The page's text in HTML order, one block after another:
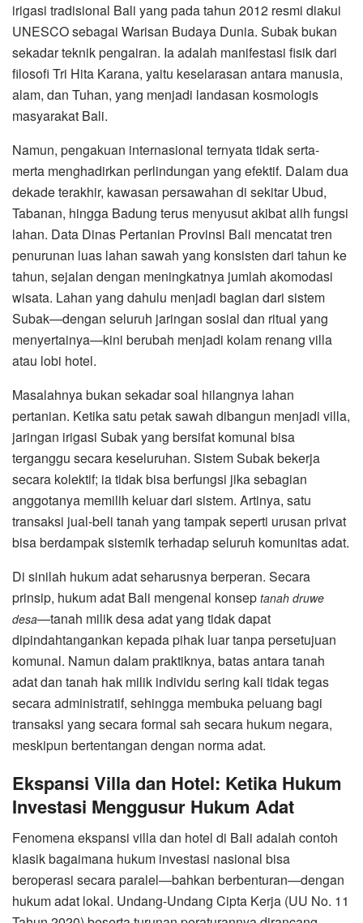
irigasi tradisional Bali yang pada tahun 2012 resmi diakui
UNESCO sebagai Warisan Budaya Dunia. Subak bukan
sekadar teknik pengairan. Ia adalah manifestasi fisik dari
filosofi Tri Hita Karana, yaitu keselarasan antara manusia,
alam, dan Tuhan, yang menjadi landasan kosmologis
masyarakat Bali.
Namun, pengakuan internasional ternyata tidak serta-
merta menghadirkan perlindungan yang efektif. Dalam dua
dekade terakhir, kawasan persawahan di sekitar Ubud,
Tabanan, hingga Badung terus menyusut akibat alih fungsi
lahan. Data Dinas Pertanian Provinsi Bali mencatat tren
penurunan luas lahan sawah yang konsisten dari tahun ke
tahun, sejalan dengan meningkatnya jumlah akomodasi
wisata. Lahan yang dahulu menjadi bagian dari sistem
Subak—dengan seluruh jaringan sosial dan ritual yang
menyertainya—kini berubah menjadi kolam renang villa
atau lobi hotel.
Masalahnya bukan sekadar soal hilangnya lahan
pertanian. Ketika satu petak sawah dibangun menjadi villa,
jaringan irigasi Subak yang bersifat komunal bisa
terganggu secara keseluruhan. Sistem Subak bekerja
secara kolektif; ia tidak bisa berfungsi jika sebagian
anggotanya memilih keluar dari sistem. Artinya, satu
transaksi jual-beli tanah yang tampak seperti urusan privat
bisa berdampak sistemik terhadap seluruh komunitas adat.
Di sinilah hukum adat seharusnya berperan. Secara
prinsip, hukum adat Bali mengenal konsep tanah druwe
desa—tanah milik desa adat yang tidak dapat
dipindahtangankan kepada pihak luar tanpa persetujuan
komunal. Namun dalam praktiknya, batas antara tanah
adat dan tanah hak milik individu sering kali tidak tegas
secara administratif, sehingga membuka peluang bagi
transaksi yang secara formal sah secara hukum negara,
meskipun bertentangan dengan norma adat.
Ekspansi Villa dan Hotel: Ketika Hukum
Investasi Menggusur Hukum Adat
Fenomena ekspansi villa dan hotel di Bali adalah contoh
klasik bagaimana hukum investasi nasional bisa
beroperasi secara paralel—bahkan berbenturan—dengan
hukum adat lokal. Undang-Undang Cipta Kerja (UU No. 11